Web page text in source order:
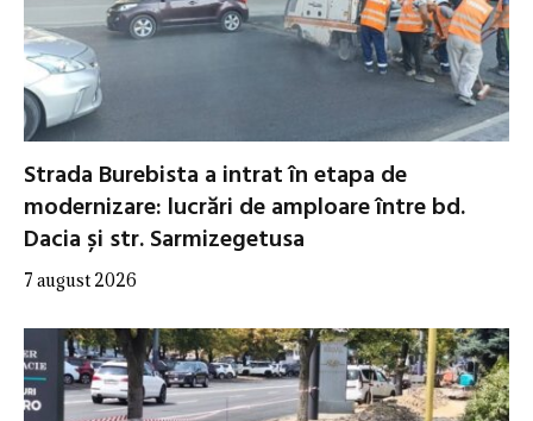
Strada Burebista a intrat în etapa de
modernizare: lucrări de amploare între bd.
Dacia și str. Sarmizegetusa
7 august 2026